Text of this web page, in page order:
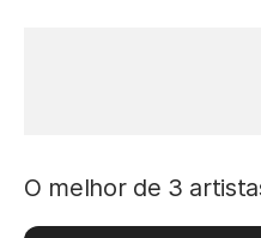
O melhor de 3